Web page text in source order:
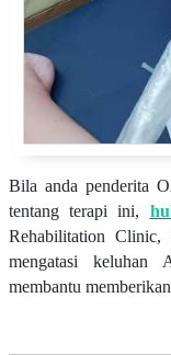
Bila anda penderita
tentang terapi ini,
Rehabilitation Clinic,
mengatasi keluhan
membantu